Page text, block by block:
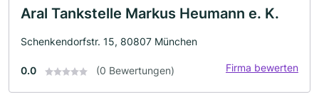
Aral Tankstelle Markus Heumann e. K.
Schenkendorfstr. 15, 80807 München
0.0 (0 Bewertungen) Firma bewerten